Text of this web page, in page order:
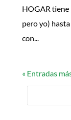
HOGAR tiene
pero yo)
con...
« Entradas